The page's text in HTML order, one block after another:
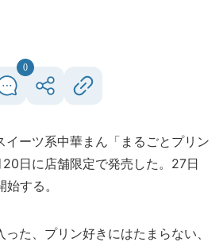
0
イーツ系中華まん「まるごとプリン
20日に店舗限定で発売した。27日
する。
た、プリン好きにはたまらない、